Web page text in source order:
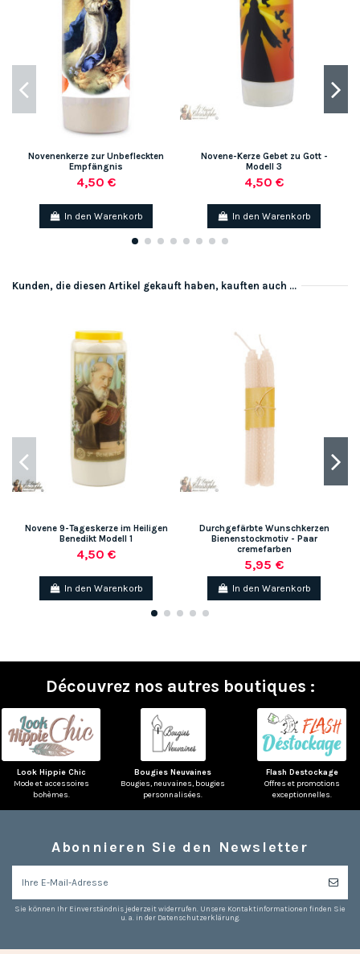
Novenenkerze zur Unbefleckten
Empfängnis
4,50 €
In den Warenkorb
Novene-Kerze Gebet zu Gott -
Modell 3
4,50 €
In den Warenkorb
Kunden, die diesen Artikel gekauft haben, kauften auch ...
Novene 9-Tageskerze im Heiligen
Benedikt Modell 1
4,50 €
In den Warenkorb
Durchgefärbte Wunschkerzen
Bienenstockmotiv - Paar
cremefarben
5,95 €
In den Warenkorb
Découvrez nos autres boutiques :
Look Hippie Chic
Mode et accessoires
bohèmes.
Bougies Neuvaines
Bougies, neuvaines, bougies
personnalisées.
Flash Destockage
Offres et promotions
exceptionnelles.
Abonnieren Sie den Newsletter
Sie können Ihr Einverständnis jederzeit widerrufen. Unsere Kontaktinformationen finden Sie
u. a. in der Datenschutzerklärung.